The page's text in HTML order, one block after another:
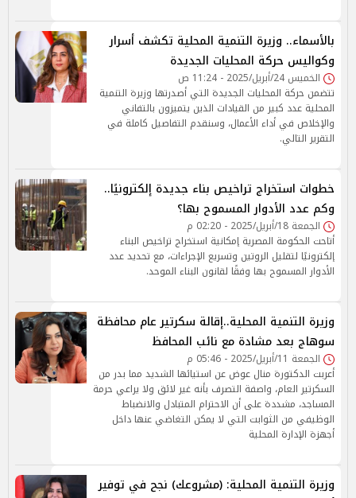
بالأسماء.. وزيرة التنمية المحلية تكشف أسرار
وكواليس حركة المحليات الجديدة
الخميس 24/أبريل/2025 - 11:24 ص
تتضمن حركة المحليات الجديدة التي أصدرتها وزيرة التنمية
المحلية عدد كبير من القيادات الذين يتميزون بالتفاني
والإخلاص في أداء الأعمال، وسنقدم التفاصيل كاملة في
التقرير التالي.
خطوات استخراج تراخيص بناء جديدة إلكترونيًا..
وكم عدد الأدوار المسموح بها؟
الجمعة 18/أبريل/2025 - 02:20 م
أتاحت الحكومة المصرية إمكانية استخراج تراخيص البناء
إلكترونيًا لتقليل الروتين وتسريع الإجراءات، مع تحديد عدد
الأدوار المسموح بها وفقًا لقانون البناء الموحد.
وزيرة التنمية المحلية..إقالة سكرتير عام محافظة
سوهاج بعد مشادة مع نائب المحافظ
الجمعة 11/أبريل/2025 - 05:46 م
أعربت الدكتورة منال عوض عن استيائها الشديد مما بدر من
السكرتير العام، واصفة التصرف بأنه غير لائق ولا يراعي حرمة
المساجد، مشددة على أن الاحترام المتبادل والانضباط
الوظيفي من الثوابت التي لا يمكن التغاضي عنها داخل
أجهزة الإدارة المحلية
وزيرة التنمية المحلية: (مشروعك) نجح في توفير